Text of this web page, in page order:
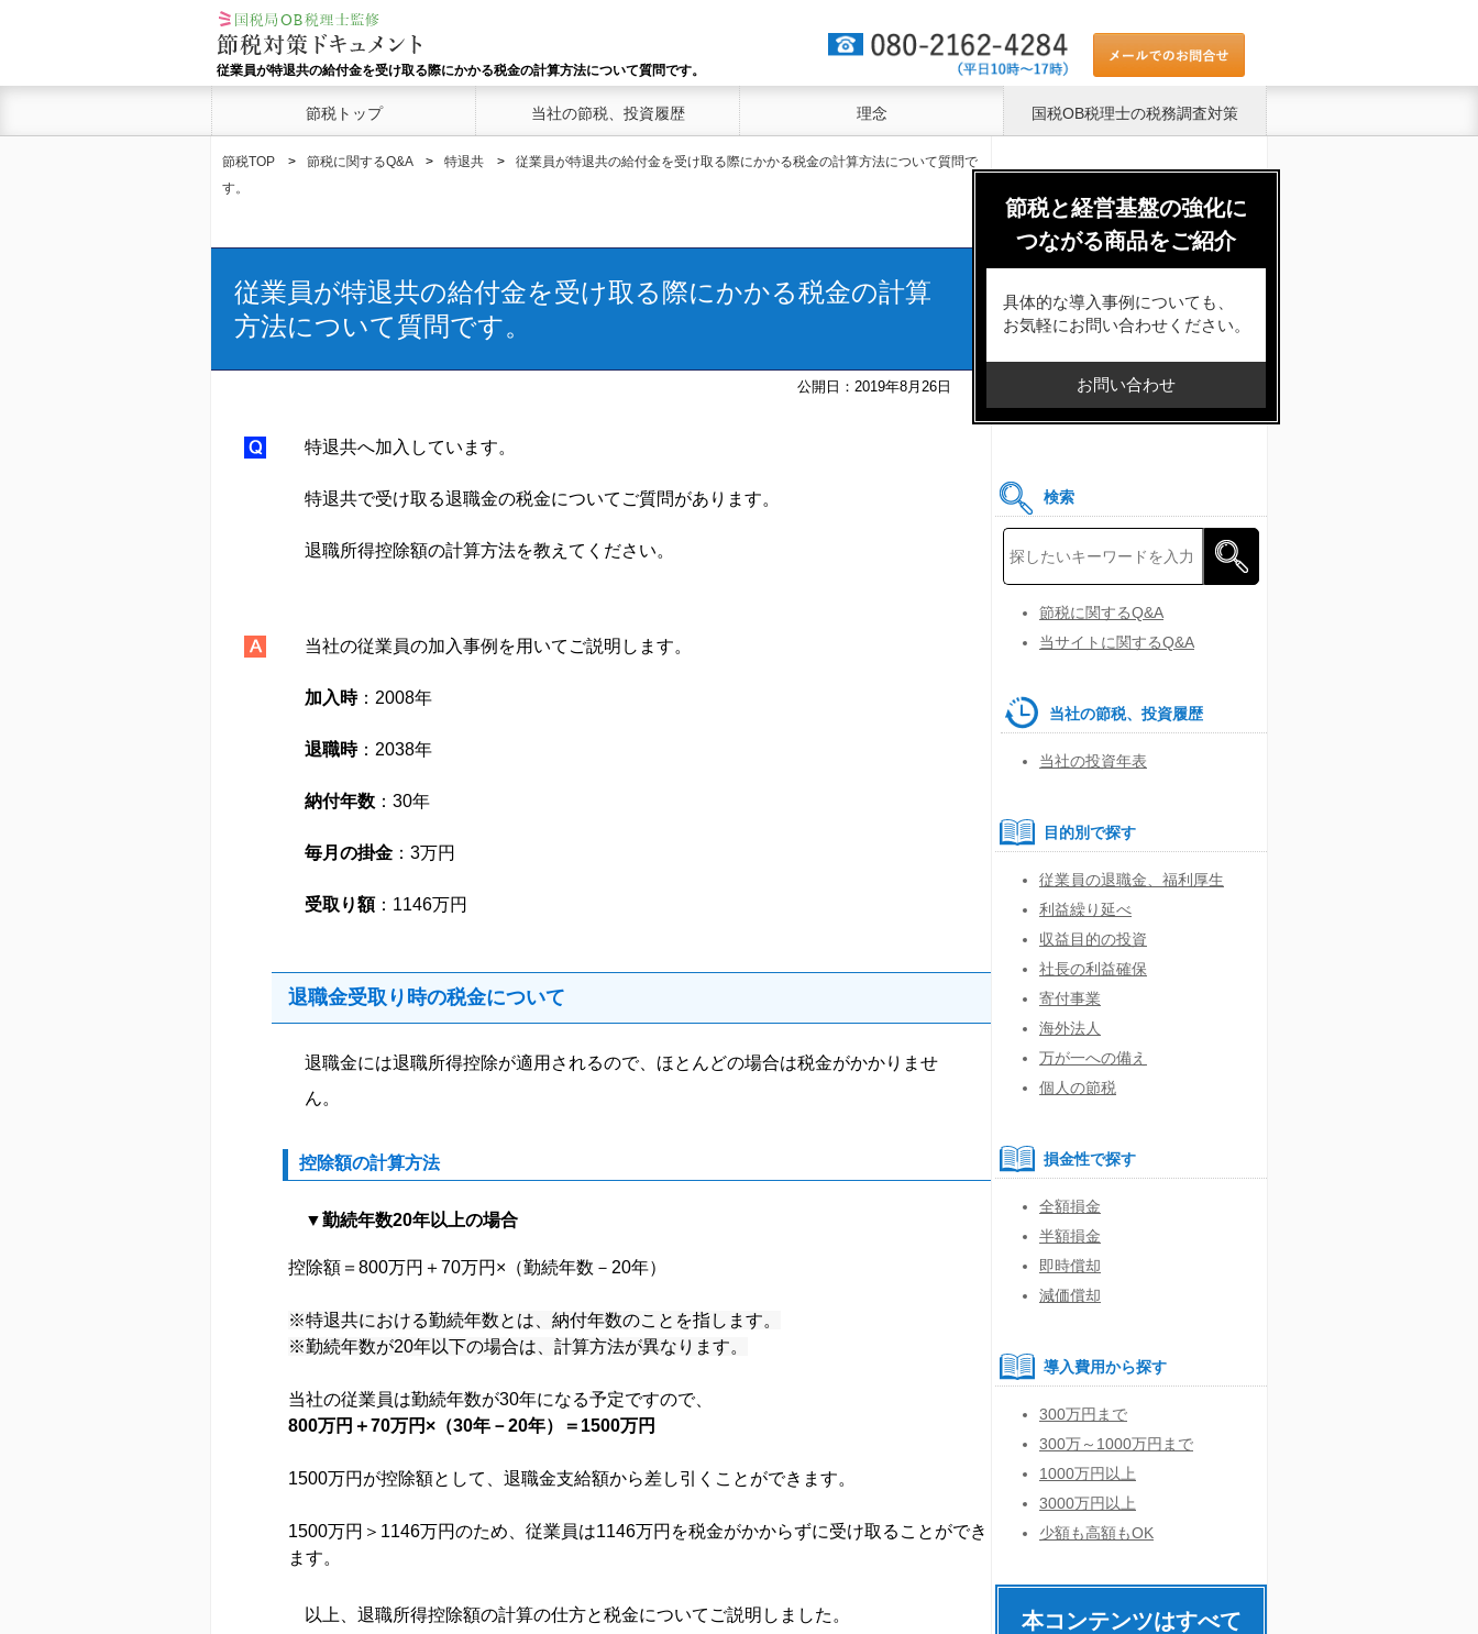
従業員が特退共の給付金を受け取る際にかかる税金の計算方法について質問です。
節税トップ 当社の節税、投資履歴 理念 国税OB税理士の税務調査対策
節税TOP 節税に関するQ&A 特退共
従業員が特退共の給付金を受け取る際にかかる税金の計算方法について質問で
す。
従業員が特退共の給付金を受け取る際にかかる税金の計算
方法について質問です。
公開日： 2019年8月26日
特退共へ加入しています。
特退共で受け取る退職金の税金についてご質問があります。
退職所得控除額の計算方法を教えてください。
当社の従業員の加入事例を用いてご説明します。
加入時：2008年
退職時：2038年
納付年数 ：30年
毎月の掛金 ：3万円
受取り額：1146万円
退職金受取り時の税金について
退職金には退職所得控除が適用されるので、ほとんどの場合は税金がかかりませ
ん。
控除額の計算方法
▼勤続年数20年以上の場合
控除額＝800万円＋70万円×（勤続年数－20年）
※特退共における勤続年数とは、納付年数のことを指します。
※勤続年数が20年以下の場合は、計算方法が異なります。
当社の従業員は勤続年数が30年になる予定ですので、
800万円＋70万円×（30年－20年）＝1500万円
1500万円が控除額として、退職金支給額から差し引くことができます。
1500万円＞1146万円のため、従業員は1146万円を税金がかからずに受け取ることができ
ます。
以上、退職所得控除額の計算の仕方と税金についてご説明しました。
節税と経営基盤の強化に
つながる商品をご紹介
具体的な導入事例についても、
お気軽にお問い合わせください。
お問い合わせ
検索
節税に関するQ&A
当サイトに関するQ&A
当社の節税、投資履歴
当社の投資年表
目的別で探す
従業員の退職金、福利厚生
利益繰り延べ
収益目的の投資
社長の利益確保
寄付事業
海外法人
万が一への備え
個人の節税
損金性で探す
全額損金
半額損金
即時償却
減価償却
導入費用から探す
300万円まで
300万～1000万円まで
1000万円以上
3000万円以上
少額も高額もOK
本コンテンツはすべて